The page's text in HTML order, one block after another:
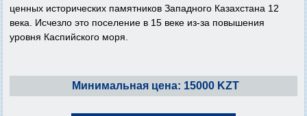
ценных исторических памятников Западного Казахстана 12
века. Исчезло это поселение в 15 веке из-за повышения
уровня Каспийского моря.
Минимальная цена: 15000 KZT